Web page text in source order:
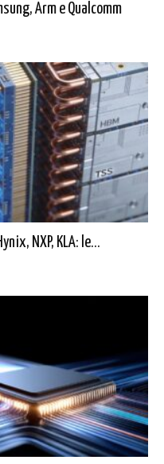
Arm e Qualcomm
NXP, KLA: le...